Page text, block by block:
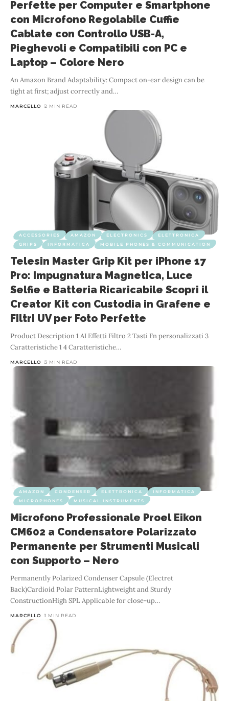
Perfette per Computer e Smartphone
con Microfono Regolabile Cuffie
Cablate con Controllo USB-A,
Pieghevoli e Compatibili con PC e
Laptop – Colore Nero
An Amazon Brand Adaptability: Compact on-ear design can be
tight at first; adjust correctly and…
MARCELLO 2 MIN READ
ACCESSORIES AMAZON ELECTRONICS
ELETTRONICA
GRIPS
INFORMATICA MOBILE PHONES & COMMUNICATION
Telesin Master Grip Kit per iPhone 17
Pro: Impugnatura Magnetica, Luce
Selfie e Batteria Ricaricabile Scopri il
Creator Kit con Custodia in Grafene e
Filtri UV per Foto Perfette
Product Description 1 AI Effetti Filtro 2 Tasti Fn personalizzati 3
Caratteristiche 1 4 Caratteristiche…
MARCELLO 3 MIN READ
AMAZON CONDENSER ELETTRONICA
INFORMATICA
MICROPHONES
MUSICAL INSTRUMENTS
Microfono Professionale Proel Eikon
CM602 a Condensatore Polarizzato
Permanente per Strumenti Musicali
con Supporto – Nero
Permanently Polarized Condenser Capsule (Electret
Back)Cardioid Polar PatternLightweight and Sturdy
ConstructionHigh SPL Applicable for close-up…
MARCELLO 1 MIN READ